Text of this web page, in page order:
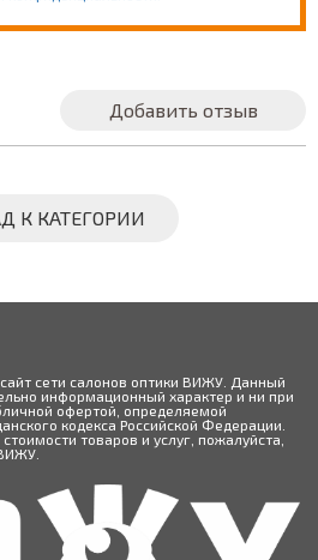
Добавить отзыв
К КАТЕГОРИИ
сети салонов оптики ВИЖУ. Данный
информационный характер и ни при
офертой, определяемой
кодекса Российской Федерации.
товаров и услуг, пожалуйста,